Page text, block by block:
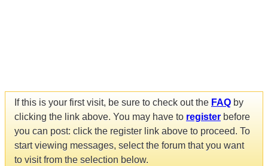
If this is your first visit, be sure to check out the FAQ by
clicking the link above. You may have to register before
you can post: click the register link above to proceed. To
start viewing messages, select the forum that you want
to visit from the selection below.